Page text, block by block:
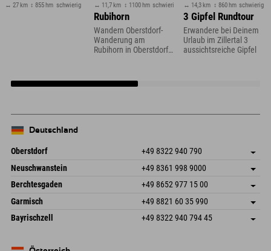
↔ 27 km ↕ 855 hm schwierig ↔ 11,7 km ↕ 1100 hm schwierig
Rubihorn
Wandern Oberstdorf-
Wanderung am
Rubihorn in Oberstdorf
↔ 14,3 km ↕ 860 hm schwierig
3 Gipfel Rundtour
Erwandere bei Deinem
Urlaub im Zillertal 3
aussichtsreiche Gipfel
Deutschland
Oberstdorf +49 8322 940 790
An der Breitach 3
87538 Fischen I. Allgäu
Deutschland
Adresse speichern
Anreiseinfos
Buchen
Neuschwanstein +49 8361 998 9000
An der Riese 45
87484 Nesselwang im Allgäu
Deutschland
Adresse speichern
Buchen
Berchtesgaden +49 8652 977 15 00
Hofreitstr. 7
83471 Schönau am Königssee
Deutschland
Adresse speichern
Anreiseinfos
Buchen
Garmisch +49 8821 60 35 990
Frickenstraße 22
82490 Farchant
Adresse speichern
Bayrischzell +49 8322 940 794 45